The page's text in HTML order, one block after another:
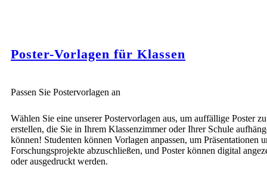
Poster-Vorlagen für Klassen
Passen Sie Postervorlagen an
Wählen Sie eine unserer Postervorlagen aus, um auffällige Poster zu
erstellen, die Sie in Ihrem Klassenzimmer oder Ihrer Schule
können! Studenten können Vorlagen anpassen, um Präsentationen
Forschungsprojekte abzuschließen, und Poster können digital
oder ausgedruckt werden.